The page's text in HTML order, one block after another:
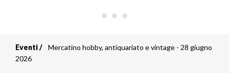
Briciole
Eventi
Mercatino hobby, antiquariato e vintage - 28 giugno
2026